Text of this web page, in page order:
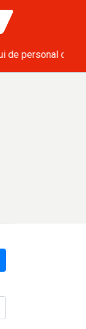
1,7 milioane